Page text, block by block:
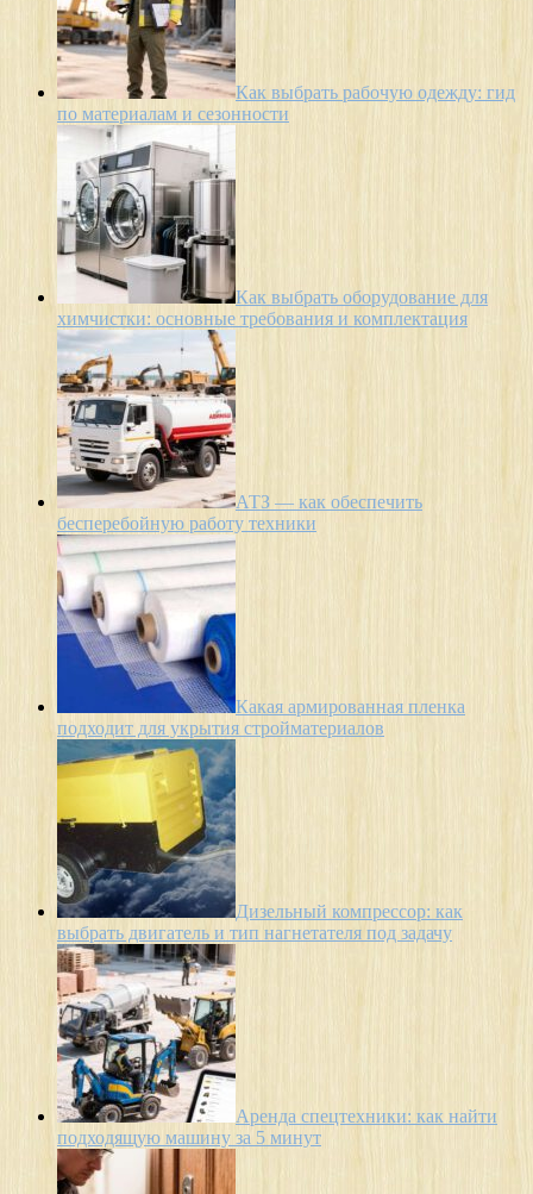
Как выбрать рабочую одежду: гид
по материалам и сезонности
Как выбрать оборудование для
химчистки: основные требования и комплектация
АТЗ — как обеспечить
бесперебойную работу техники
Какая армированная пленка
подходит для укрытия стройматериалов
Дизельный компрессор: как
выбрать двигатель и тип нагнетателя под задачу
Аренда спецтехники: как найти
подходящую машину за 5 минут